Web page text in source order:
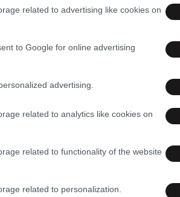
related to advertising like cookies on
to Google for online advertising
advertising.
related to analytics like cookies on
related to functionality of the website
related to personalization.